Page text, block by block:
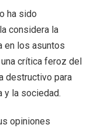
ha sido
considera la
en los asuntos
crítica feroz del
destructivo para
y la sociedad.
opiniones